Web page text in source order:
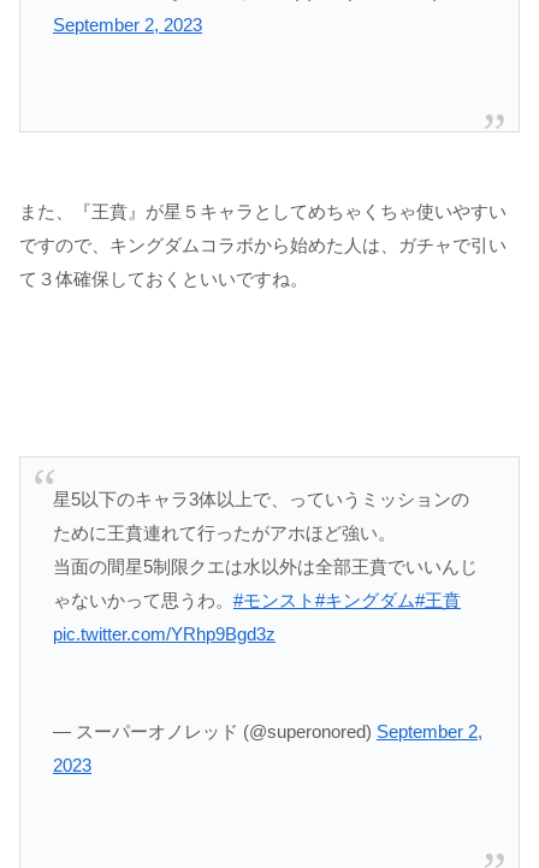
September 2, 2023
また、『王賁』が星５キャラとしてめちゃくちゃ使いやすい
ですので、キングダムコラボから始めた人は、ガチャで引い
て３体確保しておくといいですね。
星5以下のキャラ3体以上で、っていうミッションの
ために王賁連れて行ったがアホほど強い。
当面の間星5制限クエは水以外は全部王賁でいいんじ
ゃないかって思うわ。 #モンスト#キングダム#王賁
pic.twitter.com/YRhp9Bgd3z
— スーパーオノレッド (@superonored) September 2,
2023